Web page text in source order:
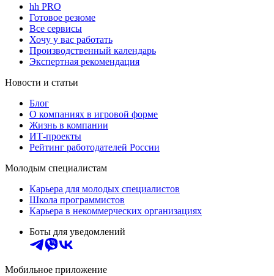
hh PRO
Готовое резюме
Все сервисы
Хочу у вас работать
Производственный календарь
Экспертная рекомендация
Новости и статьи
Блог
О компаниях в игровой форме
Жизнь в компании
ИТ-проекты
Рейтинг работодателей России
Молодым специалистам
Карьера для молодых специалистов
Школа программистов
Карьера в некоммерческих организациях
Боты для уведомлений
Мобильное приложение